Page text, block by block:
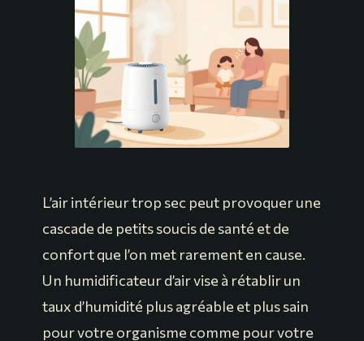
L’air intérieur trop sec peut provoquer une
cascade de petits soucis de santé et de
confort que l’on met rarement en cause.
Un humidificateur d’air vise à rétablir un
taux d’humidité plus agréable et plus sain
pour votre organisme comme pour votre